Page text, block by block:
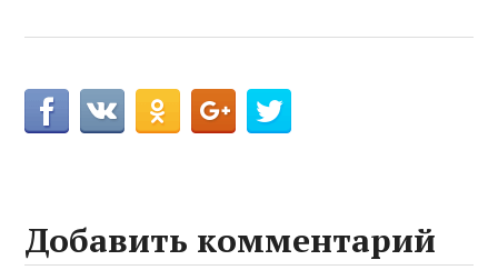
Добавить комментарий